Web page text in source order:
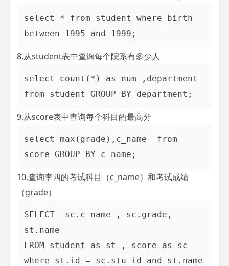
select * from student where birth
8.从student表中查询每个院系有多少人
select count(*) as num ,department
9.从score表中查询每个科目的最高分
select max(grade),c_name  from
10.查询李四的考试科目（c_name）和考试成绩
（grade）
SELECT  sc.c_name , sc.grade,
st.name
FROM student as st , score as sc
where st.id = sc.stu_id and st.name